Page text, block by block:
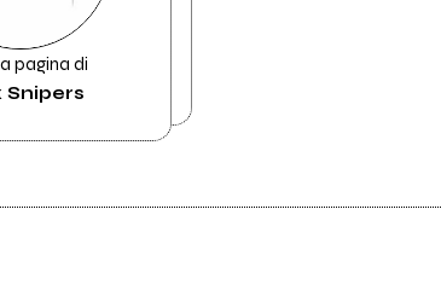
pagina di
Snipers